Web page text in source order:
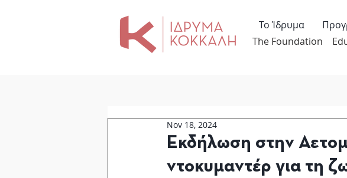
The Foundation
Το Ίδρυμα
Εκδήλωση στην
ντοκυμαντέρ για τη
Nov 18, 2024